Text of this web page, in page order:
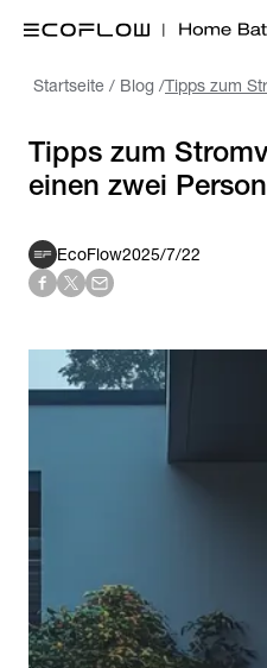
Startseite / Blog /
Tipps zum
einen zwei
EcoFlow2025/7/22